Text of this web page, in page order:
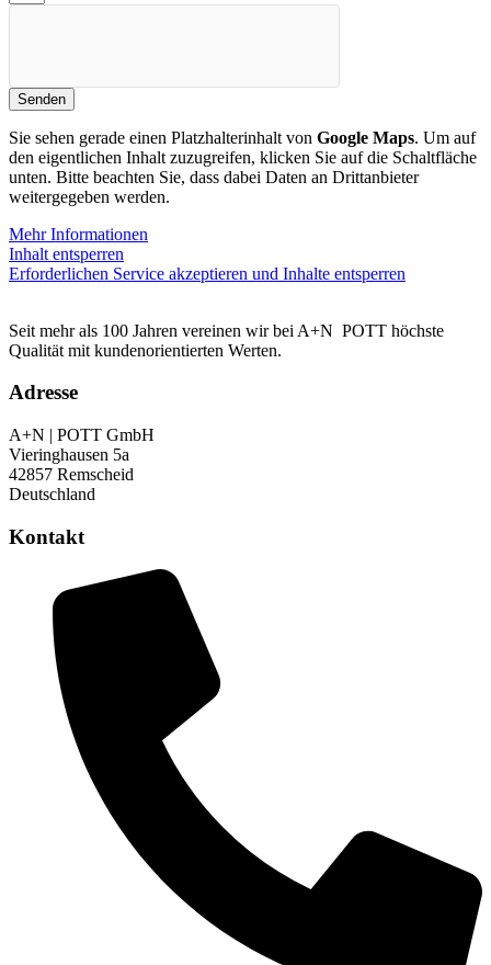
Senden
Sie sehen gerade einen Platzhalterinhalt von Google Maps. Um auf
den eigentlichen Inhalt zuzugreifen, klicken Sie auf die Schaltfläche
unten. Bitte beachten Sie, dass dabei Daten an Drittanbieter
weitergegeben werden.
Mehr Informationen
Inhalt entsperren
Erforderlichen Service akzeptieren und Inhalte entsperren
Seit mehr als 100 Jahren vereinen wir bei A+N POTT höchste
Qualität mit kundenorientierten Werten.
Adresse
A+N | POTT GmbH
Vieringhausen 5a
42857 Remscheid
Deutschland
Kontakt